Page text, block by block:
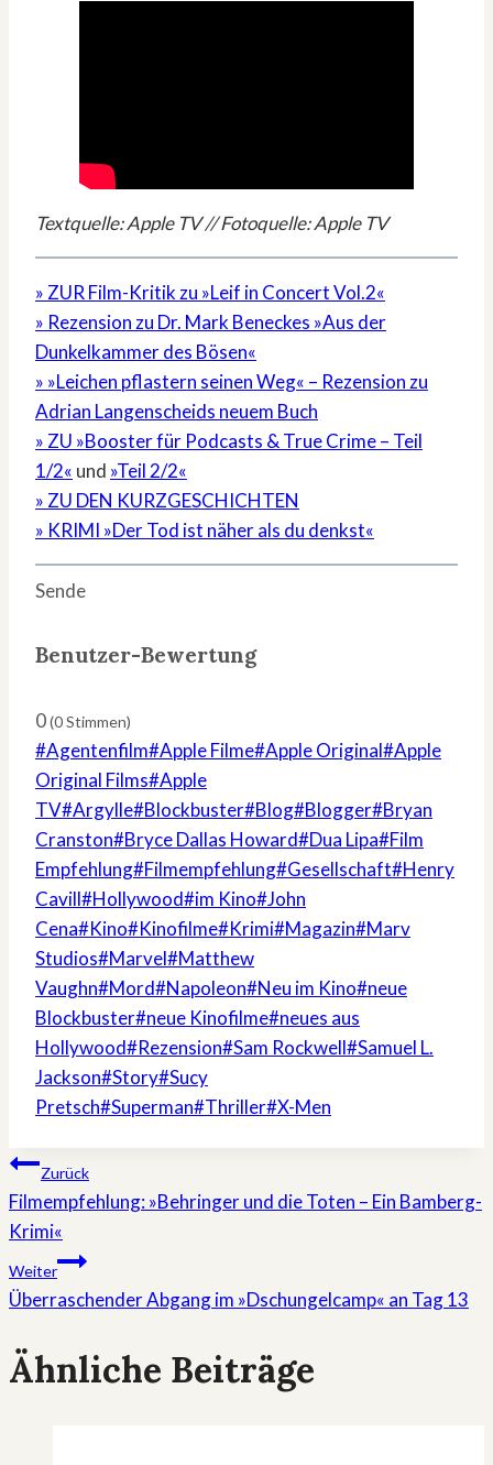
Textquelle: Apple TV // Fotoquelle: Apple TV
» ZUR Film-Kritik zu »Leif in Concert Vol.2«
» Rezension zu Dr. Mark Beneckes »Aus der
Dunkelkammer des Bösen«
» »Leichen pflastern seinen Weg« – Rezension zu
Adrian Langenscheids neuem Buch
» ZU »Booster für Podcasts & True Crime – Teil
1/2« und »Teil 2/2«
» ZU DEN KURZGESCHICHTEN
» KRIMI »Der Tod ist näher als du denkst«
Sende
Benutzer-Bewertung
0(0Stimmen)
Schlagworte:
#Agentenfilm#Apple Filme#Apple Original#Apple
Original Films#Apple
TV#Argylle#Blockbuster#Blog#Blogger#Bryan
Cranston#Bryce Dallas Howard#Dua Lipa#Film
Empfehlung#Filmempfehlung#Gesellschaft#Henry
Cavill#Hollywood#im Kino#John
Cena#Kino#Kinofilme#Krimi#Magazin#Marv
Studios#Marvel#Matthew
Vaughn#Mord#Napoleon#Neu im Kino#neue
Blockbuster#neue Kinofilme#neues aus
Hollywood#Rezension#Sam Rockwell#Samuel L.
Jackson#Story#Sucy
Pretsch#Superman#Thriller#X-Men
Beitragsnavigation
Zurück
Filmempfehlung: »Behringer und die Toten – Ein Bamberg-
Krimi«
Weiter
Überraschender Abgang im »Dschungelcamp« an Tag 13
Ähnliche Beiträge